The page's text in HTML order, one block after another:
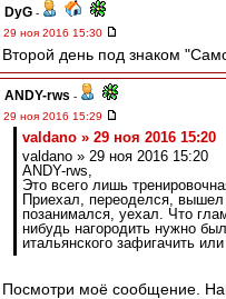
DyG -
29 ноя 2016 15:30
Второй день под знаком
ANDY-rws -
29 ноя 2016 15:29
valdano » 29 ноя 2016 15:20
valdano » 29 ноя 2016 15:20
ANDY-rws,
Это всего лишь
Приехал, переоделся, вышел
позанимался, уехал. Что
нибудь нагородить нужно
итальянского зафигачить
Посмотри моё сообщение.